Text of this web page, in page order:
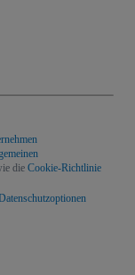
die Cookie-Richtlinie